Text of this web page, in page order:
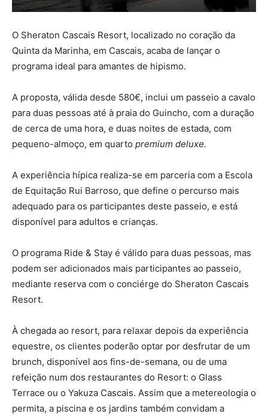
O Sheraton Cascais Resort, localizado no coração da
Quinta da Marinha, em Cascais, acaba de lançar o
programa ideal para amantes de hipismo.
A proposta, válida desde 580€, inclui um passeio a cavalo
para duas pessoas até à praia do Guincho, com a duração
de cerca de uma hora, e duas noites de estada, com
pequeno-almoço, em quarto premium deluxe.
A experiência hípica realiza-se em parceria com a Escola
de Equitação Rui Barroso, que define o percurso mais
adequado para os participantes deste passeio, e está
disponível para adultos e crianças.
O programa Ride & Stay é válido para duas pessoas, mas
podem ser adicionados mais participantes ao passeio,
mediante reserva com o conciérge do Sheraton Cascais
Resort.
À chegada ao resort, para relaxar depois da experiência
equestre, os clientes poderão optar por desfrutar de um
brunch, disponível aos fins-de-semana, ou de uma
refeição num dos restaurantes do Resort: o Glass
Terrace ou o Yakuza Cascais. Assim que a metereologia o
permita, a piscina e os jardins também convidam a